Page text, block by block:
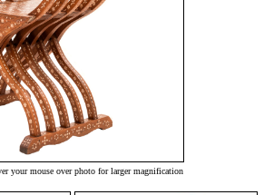
your mouse over photo for larger magnification